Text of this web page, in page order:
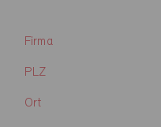
Firma
PLZ
Ort